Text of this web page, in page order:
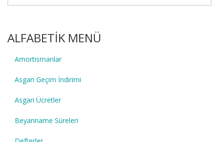
ALFABETİK MENÜ
Amortismanlar
Asgari Geçim İndirimi
Asgari Ücretler
Beyanname Süreleri